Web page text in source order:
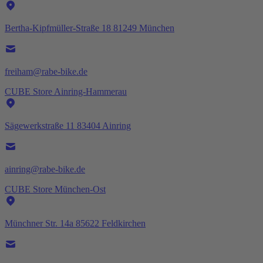
Bertha-Kipfmüller-Straße 18 81249 München
freiham@rabe-bike.de
CUBE Store Ainring-Hammerau
Sägewerkstraße 11 83404 Ainring
ainring@rabe-bike.de
CUBE Store München-Ost
Münchner Str. 14a 85622 Feldkirchen